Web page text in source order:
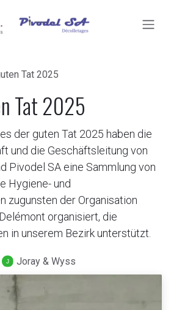
Tat 2025
Tat 2025
der guten Tat 2025 haben die
und die Geschäftsleitung von
Pivodel SA eine Sammlung von
Hygiene- und
zugunsten der Organisation
organisiert, die
in unserem Bezirk unterstützt.
Joray & Wyss